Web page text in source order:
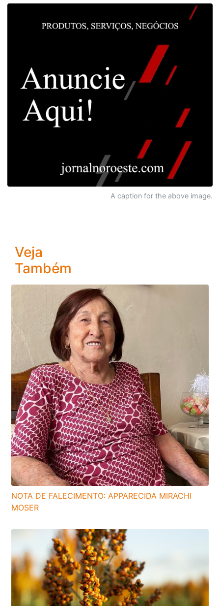
A caption for the above image.
Veja
Também
NOTA DE FALECIMENTO: APPARECIDA MIRACHI
MOSER